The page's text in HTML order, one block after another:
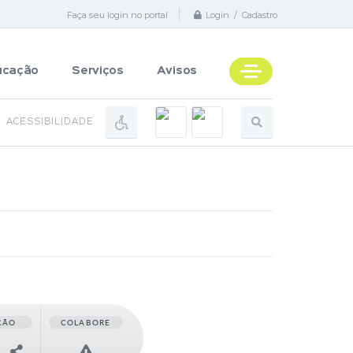
Faça seu login no portal Login / Cadastro
Serviços Avisos
ACESSIBILIDADE
COLABORE